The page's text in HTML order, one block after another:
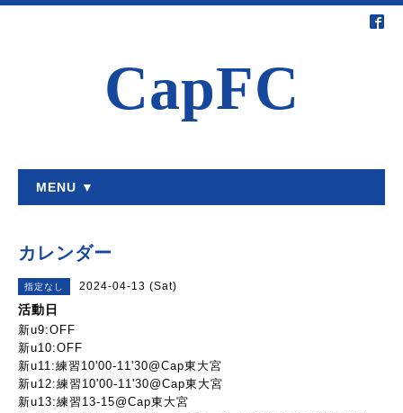
CapFC
MENU ▼
カレンダー
指定なし 2024-04-13 (Sat)
活動日
新u9:OFF
新u10:OFF
新u11:練習10'00-11'30@Cap東大宮
新u12:練習10'00-11'30@Cap東大宮
新u13:練習13-15@Cap東大宮